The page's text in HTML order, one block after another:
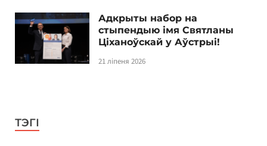
Адкрыты набор на
стыпендыю імя Святланы
Ціханоўскай у Аўстрыі!
21 ліпеня 2026
ТЭГІ